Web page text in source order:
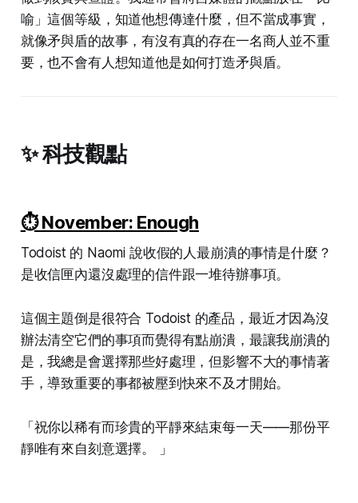
喻」這個等級，知道他想傳達什麼，但不當成事實，
就像矛與盾的故事，有沒有真的存在一名商人並不重
要，也不會有人想知道他是如何打造矛與盾。
✨ 科技觀點
⏱️ November: Enough
Todoist 的 Naomi 說收假的人最崩潰的事情是什麼？
是收信匣內還沒處理的信件跟一堆待辦事項。
這個主題倒是很符合 Todoist 的產品，最近才因為沒
辦法清空它們的事項而覺得有點崩潰，最讓我崩潰的
是，我總是會選擇那些好處理，但影響不大的事情著
手，導致重要的事都被壓到快來不及才開始。
「祝你以稀有而珍貴的平靜來結束每一天——那份平
靜唯有來自刻意選擇。 」